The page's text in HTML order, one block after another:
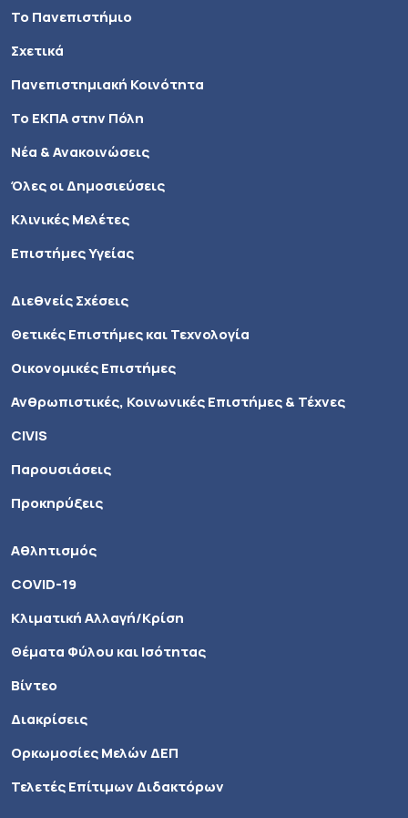
Το Πανεπιστήμιο
Σχετικά
Πανεπιστημιακή Κοινότητα
Το ΕΚΠΑ στην Πόλη
Νέα & Ανακοινώσεις
Όλες οι Δημοσιεύσεις
Κλινικές Μελέτες
Επιστήμες Υγείας
Διεθνείς Σχέσεις
Θετικές Επιστήμες και Τεχνολογία
Οικονομικές Επιστήμες
Ανθρωπιστικές, Κοινωνικές Επιστήμες & Τέχνες
CIVIS
Παρουσιάσεις
Προκηρύξεις
Αθλητισμός
COVID-19
Κλιματική Αλλαγή/Κρίση
Θέματα Φύλου και Ισότητας
Βίντεο
Διακρίσεις
Ορκωμοσίες Μελών ΔΕΠ
Τελετές Επίτιμων Διδακτόρων